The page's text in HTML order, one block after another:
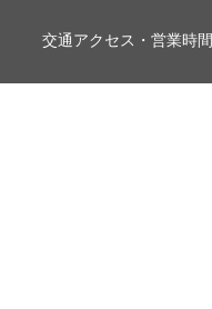
交通アクセス・営業時間